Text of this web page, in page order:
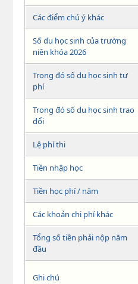
Các điểm chú ý khác
Số du học sinh của trường
niên khóa 2026
Trong đó số du học sinh tư
phí
Trong đó số du học sinh trao
đổi
Lệ phí thi
Tiền nhập học
Tiền học phí / năm
Các khoản chi phí khác
Tổng số tiền phải nộp năm
đầu
Ghi chú